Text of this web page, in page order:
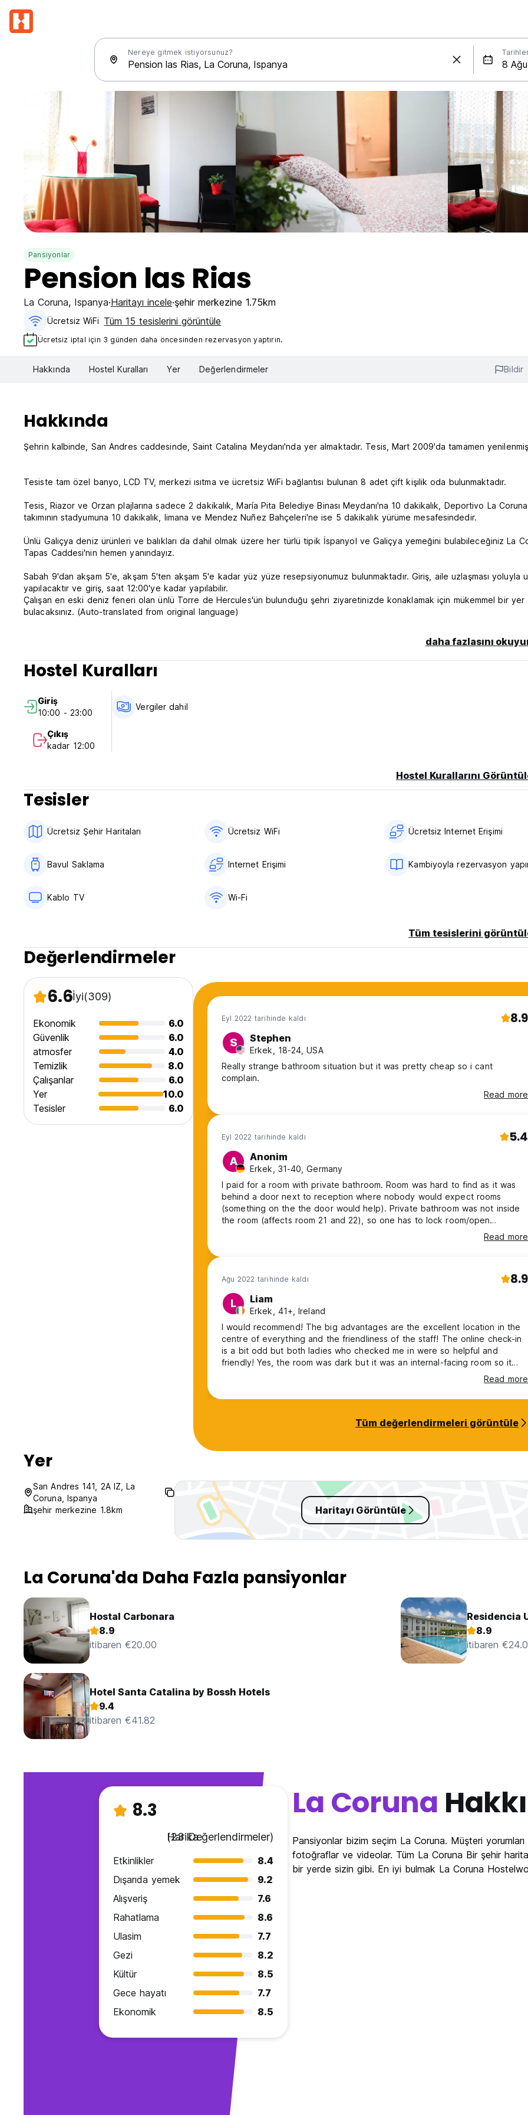
Nereye gitmek istiyorsunuz?
Pansiyonlar
Pension las Rias
La Coruna, Ispanya Haritayı incele şehir merkezine 1.75km
Ücretsiz WiFi Tüm 15 tesislerini görüntüle
Ücretsiz iptal için 3 günden daha öncesinden rezervasyon yaptırın.
Hakkında Hostel Kuralları Yer Değerlendirmeler Bildir
Hakkında
Şehrin kalbinde, San Andres caddesinde, Saint Catalina Meydanı'nda yer almaktadır. Tesis, Mart 2009'da tamamen
Tesiste tam özel banyo, LCD TV, merkezi ısıtma ve ücretsiz WiFi bağlantısı bulunan 8 adet çift kişilik oda bulunmaktadır.
Tesis, Riazor ve Orzan plajlarına sadece 2 dakikalık, María Pita Belediye Binası Meydanı'na 10 dakikalık, Deportivo La
takımının stadyumuna 10 dakikalık, limana ve Mendez Nuñez Bahçeleri'ne ise 5 dakikalık yürüme mesafesindedir.
Ünlü Galiçya deniz ürünleri ve balıkları da dahil olmak üzere her türlü tipik İspanyol ve Galiçya yemeğini bulabileceğiniz La
Tapas Caddesi'nin hemen yanındayız.
Sabah 9'dan akşam 5'e, akşam 5'ten akşam 5'e kadar yüz yüze resepsiyonumuz bulunmaktadır. Giriş, aile uzlaşması yoluyla
yapılacaktır ve giriş, saat 12:00'ye kadar yapılabilir.
Çalışan en eski deniz feneri olan ünlü Torre de Hercules'ün bulunduğu şehri ziyaretinizde konaklamak için mükemmel bir yer
bulacaksınız. (Auto-translated from original language)
daha fazlasını
Hostel Kuralları
Giriş
10:00 - 23:00
Çıkış
kadar 12:00
Vergiler dahil
Hostel Kurallarını
Tesisler
Ücretsiz Şehir Haritaları Ücretsiz WiFi Ücretsiz Internet Erişimi
Bavul Saklama Internet Erişimi Kambiyoyla rezervasyon
Kablo TV Wi-Fi
Tüm tesislerini
Değerlendirmeler
6.6İyi(309)
Ekonomik
6.0
Güvenlik
6.0
atmosfer
4.0
Temizlik
8.0
Çalışanlar
6.0
Yer
10.0
Tesisler
6.0
Eyl 2022 tarihinde kaldı 8.9
S Stephen
Erkek, 18-24, USA
Really strange bathroom situation but it was pretty cheap so i cant
complain.
Read more
Eyl 2022 tarihinde kaldı 5.4
A Anonim
Erkek, 31-40, Germany
I paid for a room with private bathroom. Room was hard to find as it was
behind a door next to reception where nobody would expect rooms
(something on the the door would help). Private bathroom was not inside
the room (affects room 21 and 22), so one has to lock room/open
bathroom/lock bathroom/open his room whenever needing to go to the
bathroom. Furthermore the bathroom is the smallest I have ever seen.
Read more
Ağu 2022 tarihinde kaldı 8.9
L Liam
Erkek, 41+, Ireland
I would recommend! The big advantages are the excellent location in the
centre of everything and the friendliness of the staff! The online check-in
is a bit odd but both ladies who checked me in were so helpful and
friendly! Yes, the room was dark but it was an internal-facing room so it
was QUIET and free from street noise! A Coruña is a very noisy city! The
room was very clean and the price was very cheap compared to most
other places! Some internal doors are very noisy when opening.
Read more
Tüm değerlendirmeleri görüntüle
Yer
San Andres 141, 2A IZ, La
Coruna, Ispanya
şehir merkezine 1.8km
Haritayı Görüntüle
La Coruna'da Daha Fazla pansiyonlar
Hostal Carbonara
8.9
itibaren €20.00
Residencia
8.9
itibaren
Hotel Santa Catalina by Bossh Hotels
9.4
itibaren €41.82
8.3
Harika
(23 Değerlendirmeler)
Etkinlikler
8.4
Dışarıda yemek
9.2
Alışveriş
7.6
Rahatlama
8.6
Ulasim
7.7
Gezi
8.2
Kültür
8.5
Gece hayatı
7.7
Ekonomik
8.5
La Coruna
Pansiyonlar bizim seçim La Coruna. Müşteri
fotoğraflar ve videolar. Tüm La Coruna Bir şehir
bir yerde sizin gibi. En iyi bulmak La Coruna